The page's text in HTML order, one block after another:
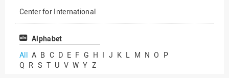
Center for International
Mobility
Center for International
Chancengerechtigkeit
Professor*innen im
Alphabet
All A B C D E F G H I J K L M N O P
Q R S T U V W Y Z